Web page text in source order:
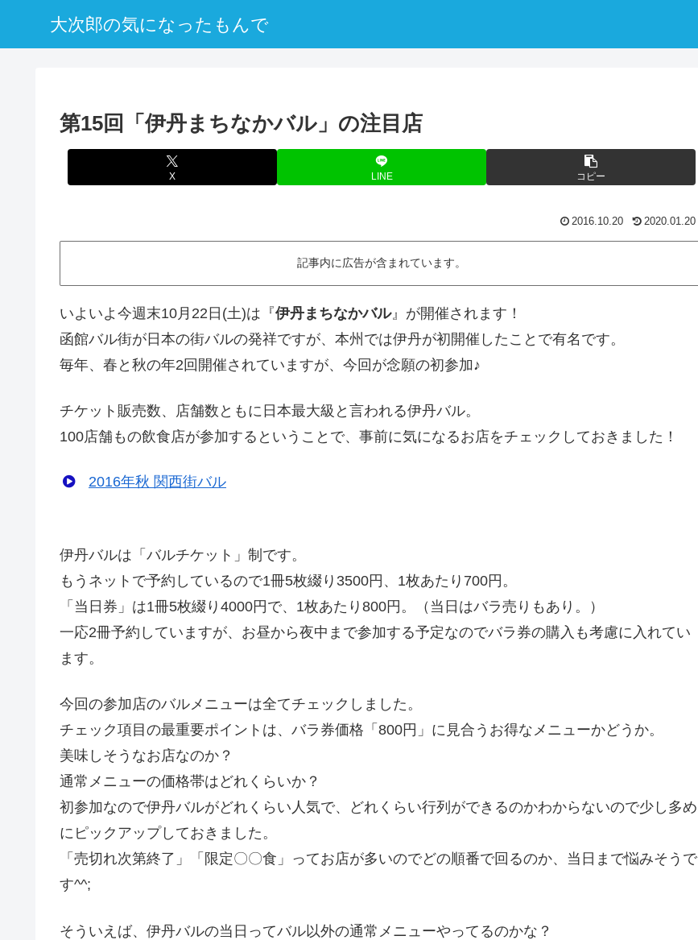
大次郎の気になったもんで
第15回「伊丹まちなかバル」の注目店
X LINE コピー
2016.10.20 2020.01.20
記事内に広告が含まれています。
いよいよ今週末10月22日(土)は『伊丹まちなかバル』が開催されます！
函館バル街が日本の街バルの発祥ですが、本州では伊丹が初開催したことで有名です。
毎年、春と秋の年2回開催されていますが、今回が念願の初参加♪
チケット販売数、店舗数ともに日本最大級と言われる伊丹バル。
100店舗もの飲食店が参加するということで、事前に気になるお店をチェックしておきました！
2016年秋 関西街バル
伊丹バルは「バルチケット」制です。
もうネットで予約しているので1冊5枚綴り3500円、1枚あたり700円。
「当日券」は1冊5枚綴り4000円で、1枚あたり800円。（当日はバラ売りもあり。）
一応2冊予約していますが、お昼から夜中まで参加する予定なのでバラ券の購入も考慮に入れてい
ます。
今回の参加店のバルメニューは全てチェックしました。
チェック項目の最重要ポイントは、バラ券価格「800円」に見合うお得なメニューかどうか。
美味しそうなお店なのか？
通常メニューの価格帯はどれくらいか？
初参加なので伊丹バルがどれくらい人気で、どれくらい行列ができるのかわからないので少し多め
にピックアップしておきました。
「売切れ次第終了」「限定〇〇食」ってお店が多いのでどの順番で回るのか、当日まで悩みそうで
す^^;
そういえば、伊丹バルの当日ってバル以外の通常メニューやってるのかな？